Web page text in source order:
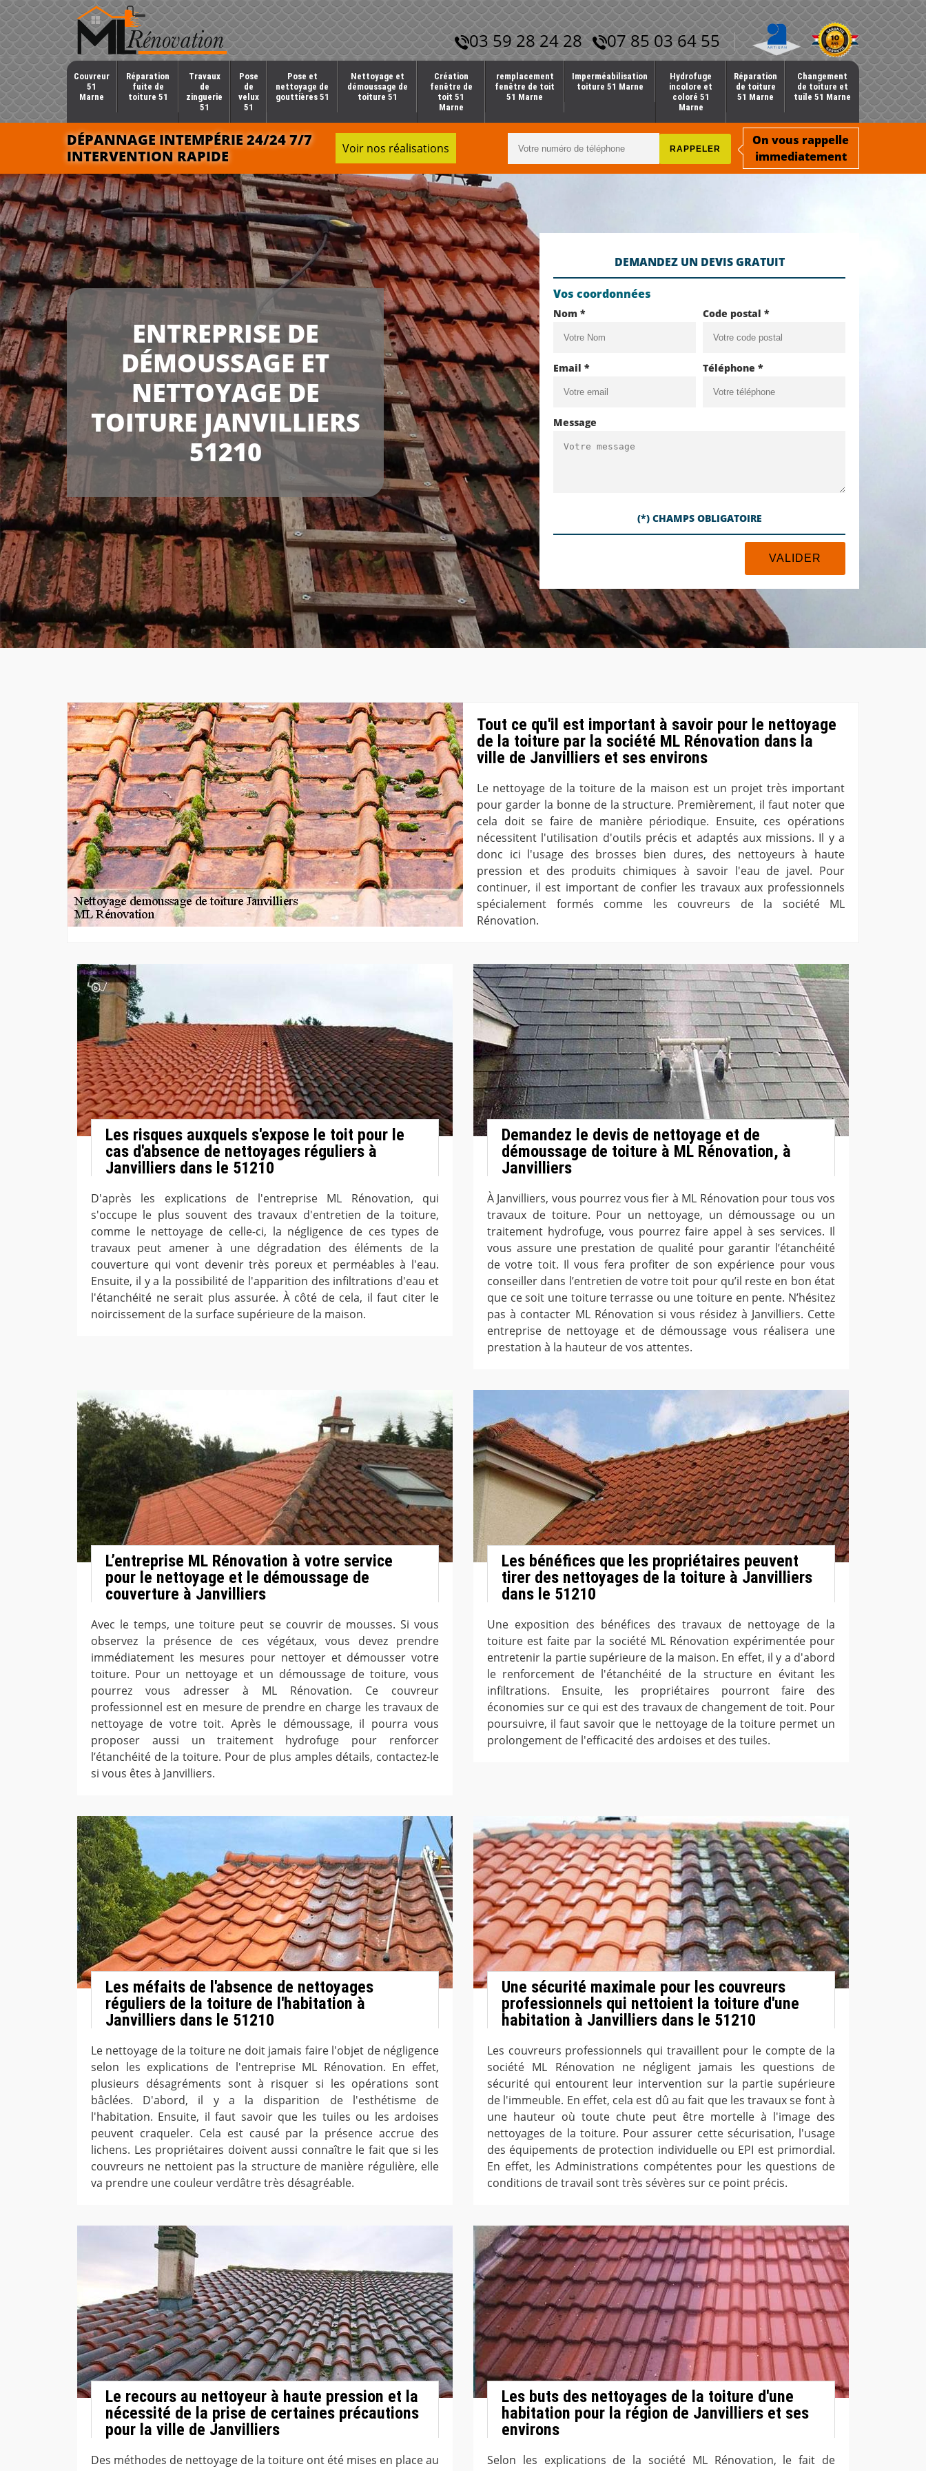
03 59 28 24 28 07 85 03 64 55
Couvreur
51
Marne
Réparation
fuite de
toiture 51
Travaux
de
zinguerie
51
Pose
de
velux
51
Pose et
nettoyage de
gouttières 51
Nettoyage et
démoussage de
toiture 51
Création
fenêtre de
toit 51
Marne
remplacement
fenêtre de toit
51 Marne
Imperméabilisation
toiture 51 Marne
Hydrofuge
incolore et
coloré 51
Marne
Réparation
de toiture
51 Marne
Changement
de toiture et
tuile 51 Marne
DÉPANNAGE INTEMPÉRIE 24/24 7/7
INTERVENTION RAPIDE
Voir nos réalisations
On vous rappelle
immediatement
ENTREPRISE DE
DÉMOUSSAGE ET
NETTOYAGE DE
TOITURE JANVILLIERS
51210
DEMANDEZ UN DEVIS GRATUIT
Vos coordonnées
Nom * Code postal *
Email * Téléphone *
Message
(*) CHAMPS OBLIGATOIRE
Tout ce qu'il est important à savoir pour le nettoyage
de la toiture par la société ML Rénovation dans la
ville de Janvilliers et ses environs
Le nettoyage de la toiture de la maison est un projet très important
pour garder la bonne de la structure. Premièrement, il faut noter que
cela doit se faire de manière périodique. Ensuite, ces opérations
nécessitent l'utilisation d'outils précis et adaptés aux missions. Il y a
donc ici l'usage des brosses bien dures, des nettoyeurs à haute
pression et des produits chimiques à savoir l'eau de javel. Pour
continuer, il est important de confier les travaux aux professionnels
spécialement formés comme les couvreurs de la société ML
Rénovation.
Les risques auxquels s'expose le toit pour le
cas d'absence de nettoyages réguliers à
Janvilliers dans le 51210
D'après les explications de l'entreprise ML Rénovation, qui
s'occupe le plus souvent des travaux d'entretien de la toiture,
comme le nettoyage de celle-ci, la négligence de ces types de
travaux peut amener à une dégradation des éléments de la
couverture qui vont devenir très poreux et perméables à l'eau.
Ensuite, il y a la possibilité de l'apparition des infiltrations d'eau et
l'étanchéité ne serait plus assurée. À côté de cela, il faut citer le
noircissement de la surface supérieure de la maison.
Demandez le devis de nettoyage et de
démoussage de toiture à ML Rénovation, à
Janvilliers
À Janvilliers, vous pourrez vous fier à ML Rénovation pour tous vos
travaux de toiture. Pour un nettoyage, un démoussage ou un
traitement hydrofuge, vous pourrez faire appel à ses services. Il
vous assure une prestation de qualité pour garantir l’étanchéité
de votre toit. Il vous fera profiter de son expérience pour vous
conseiller dans l’entretien de votre toit pour qu’il reste en bon état
que ce soit une toiture terrasse ou une toiture en pente. N’hésitez
pas à contacter ML Rénovation si vous résidez à Janvilliers. Cette
entreprise de nettoyage et de démoussage vous réalisera une
prestation à la hauteur de vos attentes.
L’entreprise ML Rénovation à votre service
pour le nettoyage et le démoussage de
couverture à Janvilliers
Avec le temps, une toiture peut se couvrir de mousses. Si vous
observez la présence de ces végétaux, vous devez prendre
immédiatement les mesures pour nettoyer et démousser votre
toiture. Pour un nettoyage et un démoussage de toiture, vous
pourrez vous adresser à ML Rénovation. Ce couvreur
professionnel est en mesure de prendre en charge les travaux de
nettoyage de votre toit. Après le démoussage, il pourra vous
proposer aussi un traitement hydrofuge pour renforcer
l’étanchéité de la toiture. Pour de plus amples détails, contactez-le
si vous êtes à Janvilliers.
Les bénéfices que les propriétaires peuvent
tirer des nettoyages de la toiture à Janvilliers
dans le 51210
Une exposition des bénéfices des travaux de nettoyage de la
toiture est faite par la société ML Rénovation expérimentée pour
entretenir la partie supérieure de la maison. En effet, il y a d'abord
le renforcement de l'étanchéité de la structure en évitant les
infiltrations. Ensuite, les propriétaires pourront faire des
économies sur ce qui est des travaux de changement de toit. Pour
poursuivre, il faut savoir que le nettoyage de la toiture permet un
prolongement de l'efficacité des ardoises et des tuiles.
Les méfaits de l'absence de nettoyages
réguliers de la toiture de l'habitation à
Janvilliers dans le 51210
Le nettoyage de la toiture ne doit jamais faire l'objet de négligence
selon les explications de l'entreprise ML Rénovation. En effet,
plusieurs désagréments sont à risquer si les opérations sont
bâclées. D'abord, il y a la disparition de l'esthétisme de
l'habitation. Ensuite, il faut savoir que les tuiles ou les ardoises
peuvent craqueler. Cela est causé par la présence accrue des
lichens. Les propriétaires doivent aussi connaître le fait que si les
couvreurs ne nettoient pas la structure de manière régulière, elle
va prendre une couleur verdâtre très désagréable.
Une sécurité maximale pour les couvreurs
professionnels qui nettoient la toiture d'une
habitation à Janvilliers dans le 51210
Les couvreurs professionnels qui travaillent pour le compte de la
société ML Rénovation ne négligent jamais les questions de
sécurité qui entourent leur intervention sur la partie supérieure
de l'immeuble. En effet, cela est dû au fait que les travaux se font à
une hauteur où toute chute peut être mortelle à l'image des
nettoyages de la toiture. Pour assurer cette sécurisation, l'usage
des équipements de protection individuelle ou EPI est primordial.
En effet, les Administrations compétentes pour les questions de
conditions de travail sont très sévères sur ce point précis.
Le recours au nettoyeur à haute pression et la
nécessité de la prise de certaines précautions
pour la ville de Janvilliers
Des méthodes de nettoyage de la toiture ont été mises en place au
Les buts des nettoyages de la toiture d'une
habitation pour la région de Janvilliers et ses
environs
Selon les explications de la société ML Rénovation, le fait de